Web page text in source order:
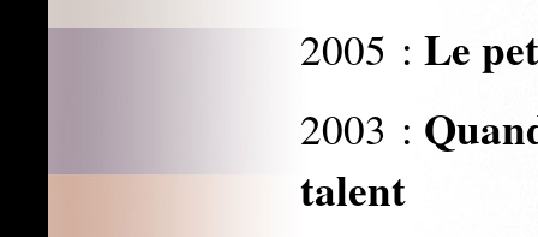
2005 : Le
2003 :
talent